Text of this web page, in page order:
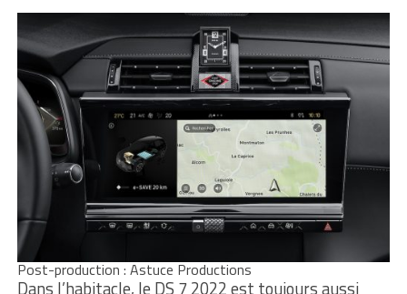
Post-production : Astuce Productions
Dans l’habitacle, le DS 7 2022 est toujours aussi